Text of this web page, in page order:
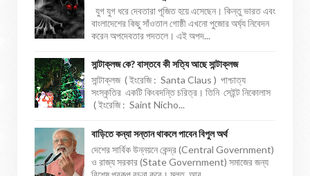
যুগ যুগ ধরে দেবতারা পূজিত হয়ে এসেছেন। কিন্তু ভারত এবং
বাংলাদেশের কিছু সাঁওতাল গোষ্ঠী এখনো পুজোর অর্ঘ্য নিবেদন
করেন অপদেবতার পদতলে। এই অপদ...
সান্টাক্লজ কে? বাস্তবে কী সত্যি আছে সান্টাক্লজ
সান্টাক্লজ ( ইংরেজি : Santa Claus ) পাশ্চাত্য
সংস্কৃতির একটি কিংবদন্তি চরিত্র। তিনি সেইন্ট নিকোলাস
( ইংরেজি : Saint Nicho...
বাড়িতে কন্যা সন্তান থাকলে পাবেন বিপুল অর্থ
দেশের সার্বিক উন্নয়নে কেন্দ্র (Central Government)
ও রাজ্য সরকার (State Government) সমাজের জন্য